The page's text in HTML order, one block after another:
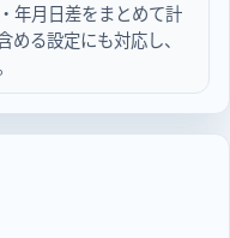
年月日差をまとめて計
る設定にも対応し、